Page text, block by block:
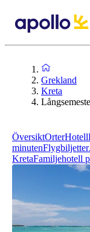
Grekland
Kreta
ÖversiktOrterHotell
minutenFlygbiljetter
KretaFamiljehotell